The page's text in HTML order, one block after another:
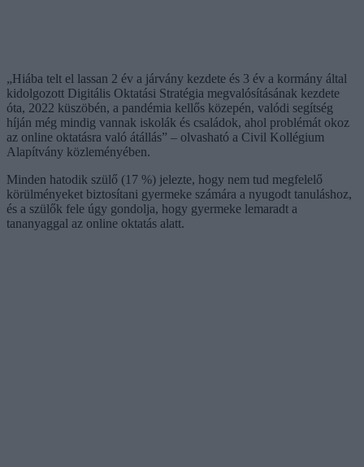
„Hiába telt el lassan 2 év a járvány kezdete és 3 év a kormány által
kidolgozott Digitális Oktatási Stratégia megvalósításának kezdete
óta, 2022 küszöbén, a pandémia kellős közepén, valódi segítség
híján még mindig vannak iskolák és családok, ahol problémát okoz
az online oktatásra való átállás” – olvasható a Civil Kollégium
Alapítvány közleményében.
Minden hatodik szülő (17 %) jelezte, hogy nem tud megfelelő
körülményeket biztosítani gyermeke számára a nyugodt tanuláshoz,
és a szülők fele úgy gondolja, hogy gyermeke lemaradt a
tananyaggal az online oktatás alatt.